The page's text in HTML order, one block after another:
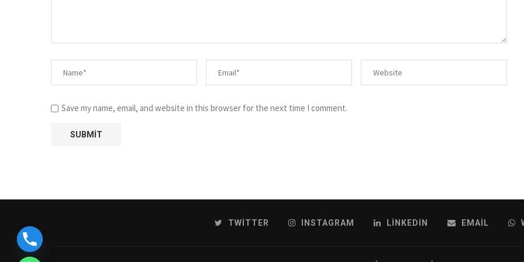
Save my name, email, and website in this browser for the next time I comment.
TWITTER INSTAGRAM LINKEDIN EMAIL